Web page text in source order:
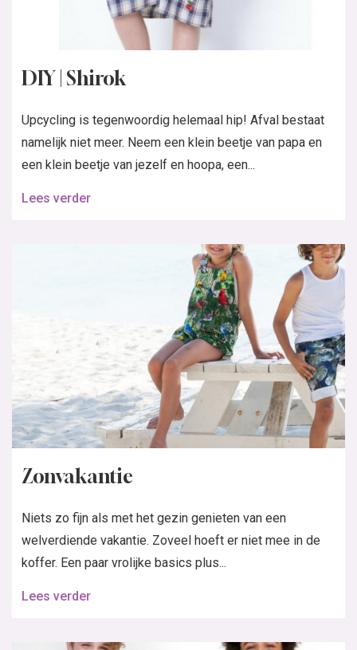
DIY | Shirok
Upcycling is tegenwoordig helemaal hip! Afval bestaat
namelijk niet meer. Neem een klein beetje van papa en
een klein beetje van jezelf en hoopa, een...
Lees verder
Zonvakantie
Niets zo fijn als met het gezin genieten van een
welverdiende vakantie. Zoveel hoeft er niet mee in de
koffer. Een paar vrolijke basics plus...
Lees verder